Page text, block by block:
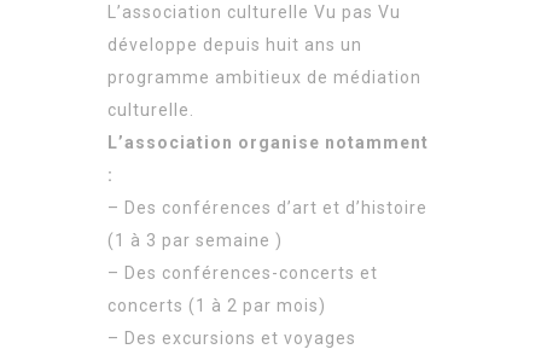
L’association culturelle Vu pas Vu
développe depuis huit ans un
programme ambitieux de médiation
culturelle.
L’association organise notamment
:
– Des conférences d’art et d’histoire
(1 à 3 par semaine )
– Des conférences-concerts et
concerts (1 à 2 par mois)
– Des excursions et voyages